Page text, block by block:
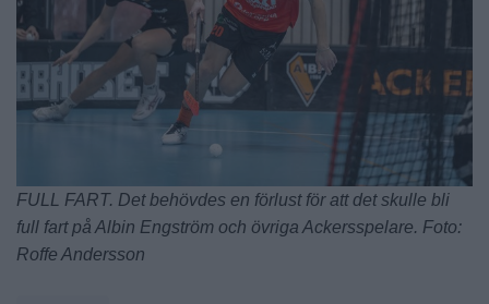
FULL FART. Det behövdes en förlust för att det skulle bli
full fart på Albin Engström och övriga Ackersspelare. Foto:
Roffe Andersson